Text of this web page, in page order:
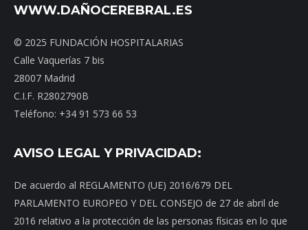
WWW.DAÑOCEREBRAL.ES
© 2025 FUNDACIÓN HOSPITALARIAS
Calle Vaquerías 7 bis
28007 Madrid
C.I.F. R2802790B
Teléfono: +34 91 573 66 53
AVISO LEGAL Y PRIVACIDAD:
De acuerdo al REGLAMENTO (UE) 2016/679 DEL
PARLAMENTO EUROPEO Y DEL CONSEJO de 27 de abril de
2016 relativo a la protección de las personas físicas en lo que